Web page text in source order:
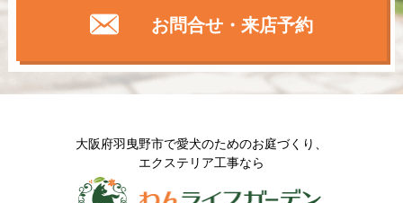
お問合せ・来店予約
大阪府羽曳野市で愛犬のためのお庭づくり、
エクステリア工事なら